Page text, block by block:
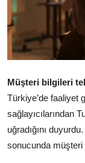
Müşteri bilgileri
Türkiye’de faaliyet
sağlayıcılarından
uğradığını
sonucunda müşteri